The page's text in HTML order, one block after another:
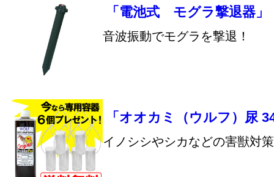
「電池式 モグラ撃退器」
音波振動でモグラを撃退！
「オオカミ（ウルフ）尿
イノシシやシカなどの害獣対